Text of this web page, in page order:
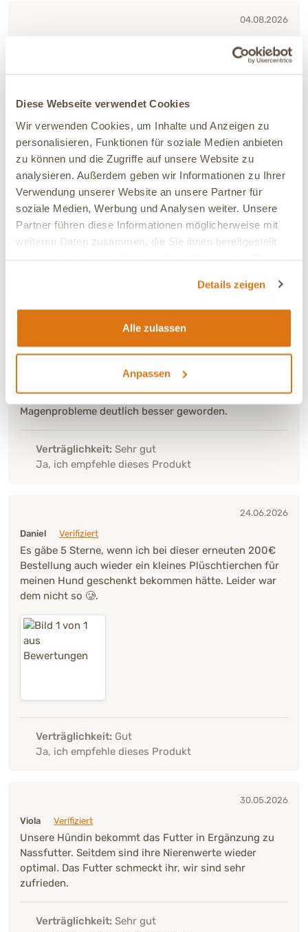
Diese Webseite verwendet Cookies
Wir verwenden Cookies, um Inhalte und Anzeigen zu
personalisieren, Funktionen für soziale Medien anbieten
zu können und die Zugriffe auf unsere Website zu
analysieren. Außerdem geben wir Informationen zu Ihrer
Verwendung unserer Website an unsere Partner für
soziale Medien, Werbung und Analysen weiter. Unsere
Partner führen diese Informationen möglicherweise mit
weiteren Daten zusammen, die Sie ihnen bereitgestellt
Details zeigen
Alle zulassen
Anpassen
04.08.2026
Gemischt mit Alm ist Planta für meinen Hund perfekt!
Ja, ich empfehle dieses Produkt
25.07.2026
Tina
Verifiziert
Meine Hündin mit einer sehr sensiblen Verdauung nach
überstandenener Pankreatitis und Verdacht auf IBD
verträgt dieses Futter hervorragend. Und sie frisst es
mit Begeisterung.
Unsere Labradorhündin verträgt das Futter sehr gut
und frisst es ohne Probleme. Seitdem sind ihre
Magenprobleme deutlich besser geworden.
Verträglichkeit:Sehr gut
Ja, ich empfehle dieses Produkt
24.06.2026
Daniel
Verifiziert
Es gäbe 5 Sterne, wenn ich bei dieser erneuten 200€
Bestellung auch wieder ein kleines Plüschtierchen für
meinen Hund geschenkt bekommen hätte. Leider war
dem nicht so 🥲.
Verträglichkeit: Gut
Ja, ich empfehle dieses Produkt
30.05.2026
Viola
Verifiziert
Unsere Hündin bekommt das Futter in Ergänzung zu
Nassfutter. Seitdem sind ihre Nierenwerte wieder
optimal. Das Futter schmeckt ihr, wir sind sehr
zufrieden.
Verträglichkeit: Sehr gut